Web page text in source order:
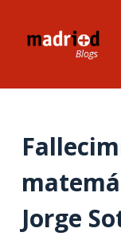
nJorge